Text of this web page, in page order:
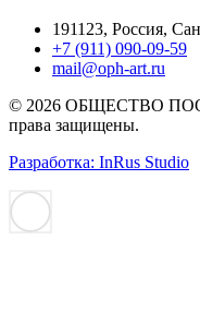
191123, Россия,
+7 (911) 090-09-59
mail@oph-art.ru
© 2026 ОБЩЕСТВО
права защищены.
Разработка: InRus Studio